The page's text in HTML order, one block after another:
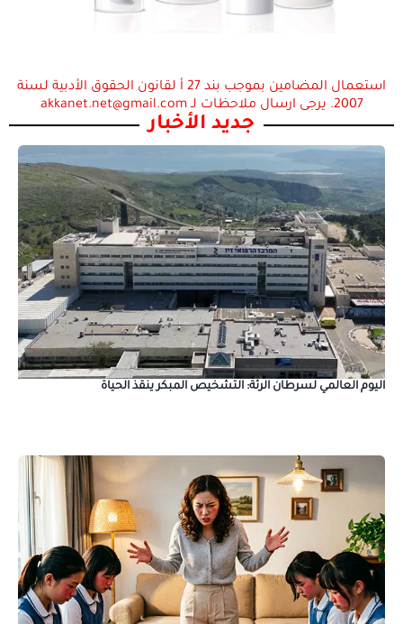
استعمال المضامين بموجب بند 27 أ لقانون الحقوق الأدبية لسنة
2007. يرجى ارسال ملاحظات لـ akkanet.net@gmail.com
جديد الأخبار
اليوم العالمي لسرطان الرئة: التشخيص المبكر ينقذ الحياة